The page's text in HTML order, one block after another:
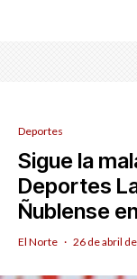
Deportes
Sigue la
Deportes
Ñublense
El Norte · 26 de abril